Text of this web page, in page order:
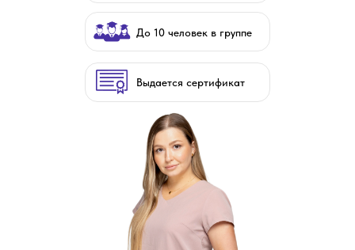
До 10 человек в группе
Выдается сертификат